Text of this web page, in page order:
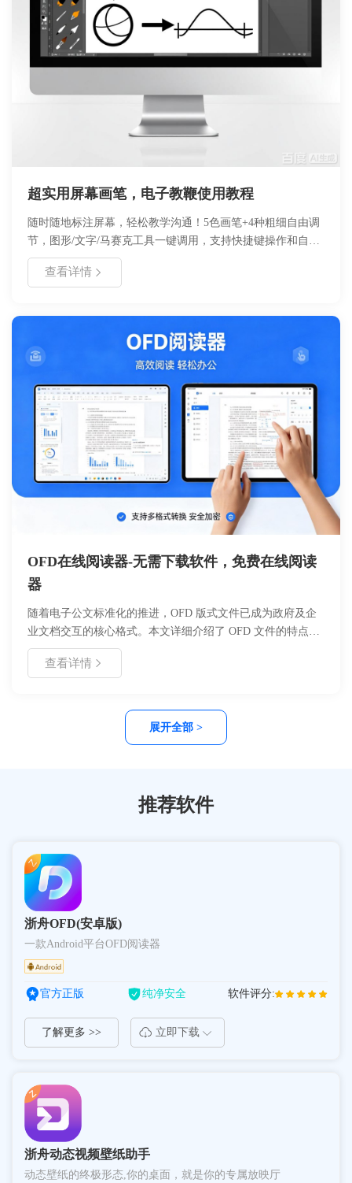
超实用屏幕画笔，电子教鞭使用教程
随时随地标注屏幕，轻松教学沟通！5色画笔+4种粗细自由调
节，图形/文字/马赛克工具一键调用，支持快捷键操作和自动
隐藏工具栏，标注内容可导出分享，新手也能快速上手提升效
率。查看详情
OFD在线阅读器-无需下载软件，免费在线阅读
器
随着电子公文标准化的推进，OFD 版式文件已成为政府及企
业文档交互的核心格式。本文详细介绍了 OFD 文件的特点、
在线预览的必要性，并重点教程如何使用浙舟软件提供的
OFDView 工具（https://www.zhezhou.cn/ofdview）实现快速、
场景。通过本指南，用户可掌握无需安装插件即可在浏览器中
查看 OFD 文件的高效方法，提升文档处理效率与安全性。
查看详情
展开全部 >
推荐软件
浙舟OFD(安卓版)
一款Android平台OFD阅读器
官方正版 纯净安全 软件评分:
了解更多 >> 立即下载
浙舟动态视频壁纸助手
动态壁纸的终极形态,你的桌面，就是你的专属放映厅